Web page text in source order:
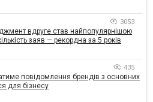
3053
вдруге став найпопулярнішою
заяв — рекордна за 5 років
435
повідомлення брендів з основних
для бізнесу